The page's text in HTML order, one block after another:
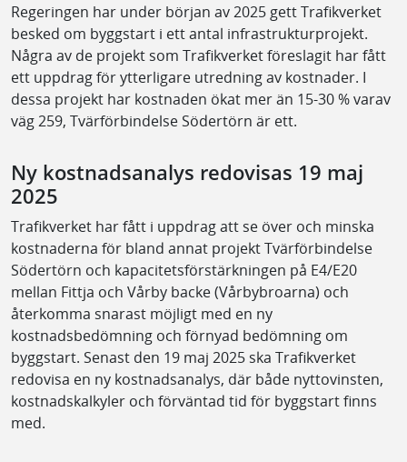
Regeringen har under början av 2025 gett Trafikverket
besked om byggstart i ett antal infrastrukturprojekt.
Några av de projekt som Trafikverket föreslagit har fått
ett uppdrag för ytterligare utredning av kostnader. I
dessa projekt har kostnaden ökat mer än 15-30 % varav
väg 259, Tvärförbindelse Södertörn är ett.
Ny kostnadsanalys redovisas 19 maj
2025
Trafikverket har fått i uppdrag att se över och minska
kostnaderna för bland annat projekt Tvärförbindelse
Södertörn och kapacitetsförstärkningen på E4/E20
mellan Fittja och Vårby backe (Vårbybroarna) och
återkomma snarast möjligt med en ny
kostnadsbedömning och förnyad bedömning om
byggstart. Senast den 19 maj 2025 ska Trafikverket
redovisa en ny kostnadsanalys, där både nyttovinsten,
kostnadskalkyler och förväntad tid för byggstart finns
med.